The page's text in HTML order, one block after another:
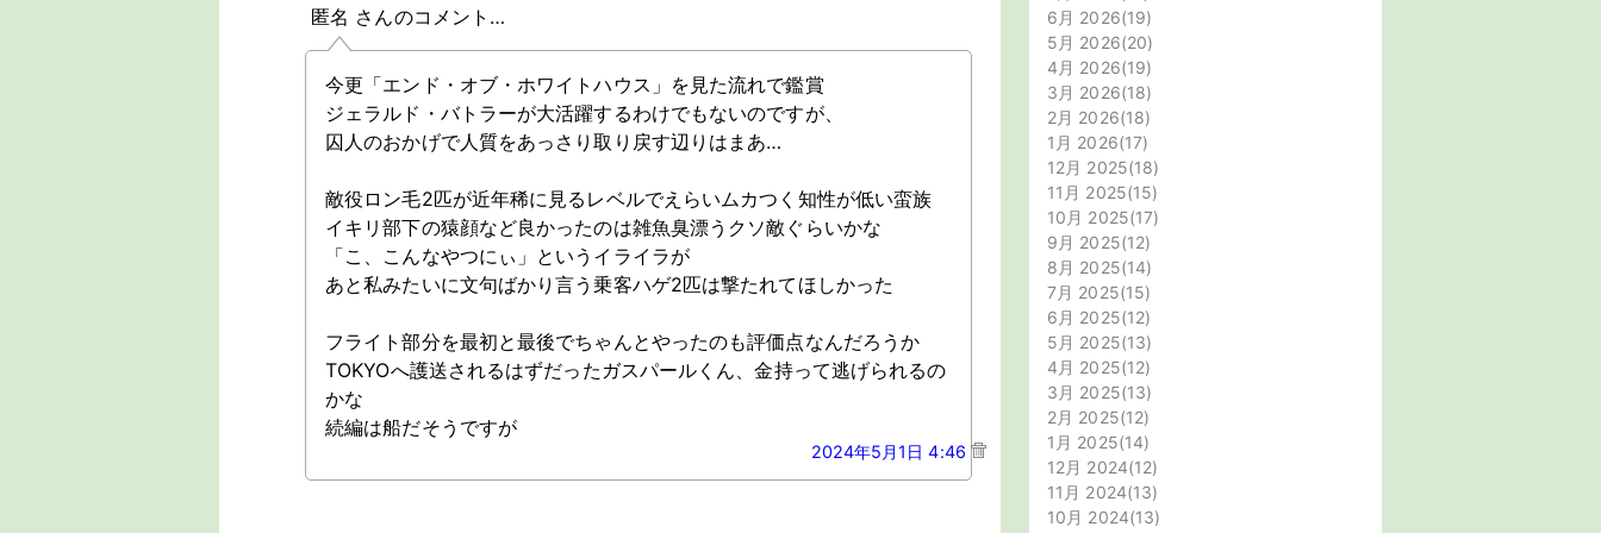
匿名 さんのコメント…
今更「エンド・オブ・ホワイトハウス」を見た流れで鑑賞
ジェラルド・バトラーが大活躍するわけでもないのですが、
囚人のおかげで人質をあっさり取り戻す辺りはまあ…
敵役ロン毛2匹が近年稀に見るレベルでえらいムカつく知性が低い蛮族
イキリ部下の猿顔など良かったのは雑魚臭漂うクソ敵ぐらいかな
「こ、こんなやつにぃ」というイライラが
あと私みたいに文句ばかり言う乗客ハゲ2匹は撃たれてほしかった
フライト部分を最初と最後でちゃんとやったのも評価点なんだろうか
TOKYOへ護送されるはずだったガスパールくん、金持って逃げられるの
かな
続編は船だそうですが
2024年5月1日 4:46
6月 2026 19
5月 2026 20
4月 2026 19
3月 2026 18
2月 2026 18
1月 2026 17
12月 2025 18
11月 2025 15
10月 2025 17
9月 2025 12
8月 2025 14
7月 2025 15
6月 2025 12
5月 2025 13
4月 2025 12
3月 2025 13
2月 2025 12
1月 2025 14
12月 2024 12
11月 2024 13
10月 2024 13